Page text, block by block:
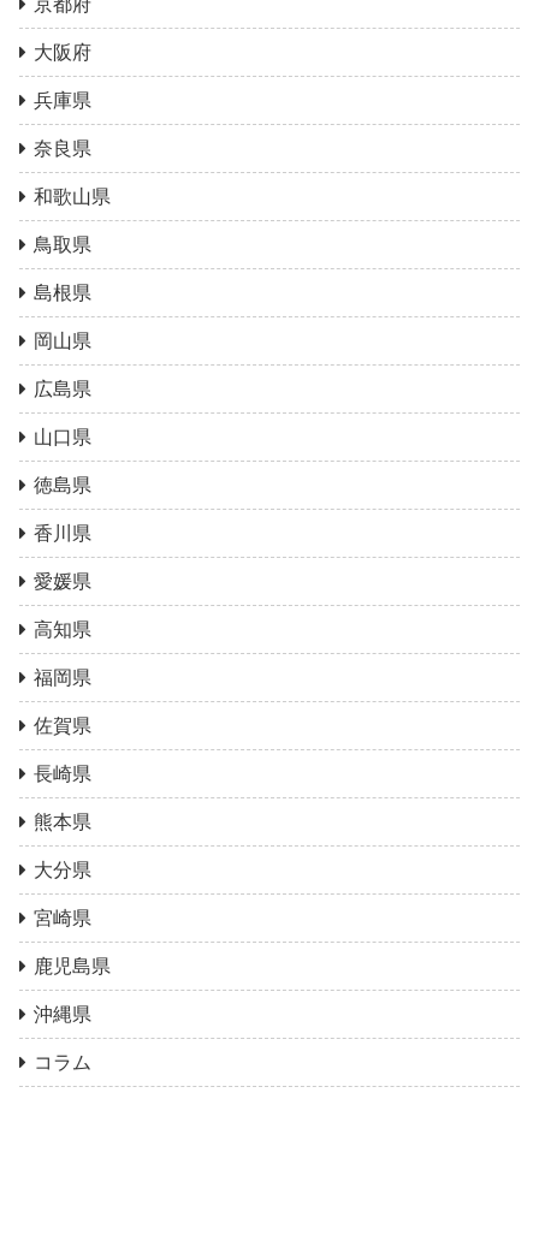
京都府
大阪府
兵庫県
奈良県
和歌山県
鳥取県
島根県
岡山県
広島県
山口県
徳島県
香川県
愛媛県
高知県
福岡県
佐賀県
長崎県
熊本県
大分県
宮崎県
鹿児島県
沖縄県
コラム